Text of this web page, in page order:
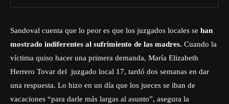
Sandoval cuenta que lo peor es que los juzgados locales se han
mostrado indiferentes al sufrimiento de las madres. Cuando la
víctima quiso hacer una primera demanda, María Elizabeth
Herrero Tovar del juzgado local 17, tardó dos semanas en dar
una respuesta. Lo hizo en un día que los jueces se iban de
vacaciones “para darle más largas al asunto”, asegura la